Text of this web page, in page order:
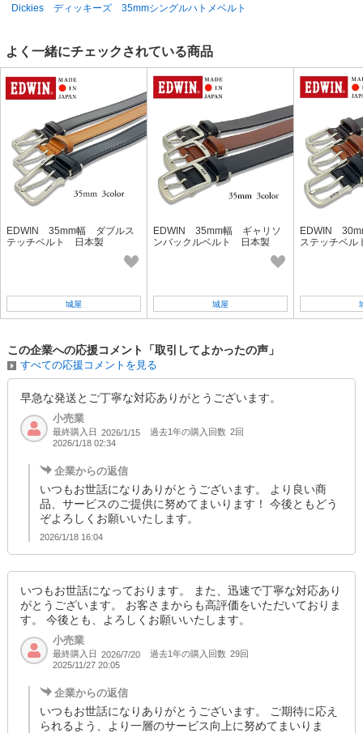
Dickies ディッキーズ 35mmシングルハトメベルト
よく一緒にチェックされている商品
EDWIN 35mm幅 ダブルス
テッチベルト 日本製
城屋
EDWIN 35mm幅 ギャリソ
ンバックルベルト 日本製
城屋
EDWIN
ステッチベ
この企業への応援コメント「取引してよかったの声」
すべての応援コメントを見る
早急な発送とご丁寧な対応ありがとうございます。
小売業
最終購入日 2026/1/15 過去1年の購入回数 2回
2026/1/18 02:34
企業からの返信
いつもお世話になりありがとうございます。 より良い商
品、サービスのご提供に努めてまいります！ 今後ともどう
ぞよろしくお願いいたします。
2026/1/18 16:04
いつもお世話になっております。 また、迅速で丁寧な対応あり
がとうございます。 お客さまからも高評価をいただいておりま
す。 今後とも、よろしくお願いいたします。
小売業
最終購入日 2026/7/20 過去1年の購入回数 29回
2025/11/27 20:05
企業からの返信
いつもお世話になりありがとうございます。 ご期待に応え
られるよう、より一層のサービス向上に努めてまいりま